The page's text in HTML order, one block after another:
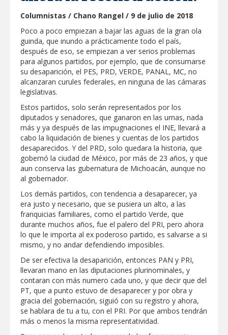
Visitó Alcalde a vecinos de Balcones de
Alcalá con programa Subsidio del Agua
Tamaulipas sigue impulsando una
agenda de infraestructura con sentido
humanista
DIRECCIÓN DE DESARROLLO RURAL
APOYA A GANADEROS DE NUEVO
EXPORTACIÓN DE GANADO
La ONU publica Segundo Informe
Subnacional de Tamaulipas
Participa Gobierno de Carlos Peña Ortiz
en protección a fauna silvestre
PARTICIPARÁ NUEVO LAREDO EN MESA
FORTALECER ESTRATEGIA DE
PROMOCIÓN NACIONAL
Realiza Servicios Públicos jornada de
limpieza en distintos puntos de Reynosa
Apoya Alcalde de Reynosa con
Programa Subsidio del Agua 2026 a
trabajadores petroleros
GOBIERNO DE CARMEN LILIA
CANTUROSAS APRUEBA
CONDONACIÓN DEL 100% EN
RECARGOS DEL IMPUESTO PREDIAL
DURANTE AGOSTO
Estabilidad laboral y mejores salarios
fortalecen el desarrollo económico de
Tamaulipas: STPS
Agilizó Servicios Públicos de Reynosa
Columnistas / Chano Rangel / 9 de julio de 2018
Poco a poco empiezan a bajar las aguas de la gran ola
guinda, que inundo a prácticamente todo el país,
después de eso, se empiezan a ver serios problemas
para algunos partidos, por ejemplo, que de consumarse
su desaparición, el PES, PRD, VERDE, PANAL, MC, no
alcanzaran curules federales, en ninguna de las cámaras
legislativas.
Estos partidos, solo serán representados por los
diputados y senadores, que ganaron en las urnas, nada
más y ya después de las impugnaciones el INE, llevará a
cabo la liquidación de bienes y cuentas de los partidos
desaparecidos. Y del PRD, solo quedara la historia, que
gobernó la ciudad de México, por más de 23 años, y que
aun conserva las gubernatura de Michoacán, aunque no
al gobernador.
Los demás partidos, con tendencia a desaparecer, ya
era justo y necesario, que se pusiera un alto, a las
franquicias familiares, como el partido Verde, que
durante muchos años, fue el palero del PRI, pero ahora
lo que le importa al ex poderoso partido, es salvarse a si
mismo, y no andar defendiendo imposibles.
De ser efectiva la desaparición, entonces PAN y PRI,
llevaran mano en las diputaciones plurinominales, y
contaran con más numero cada uno, y que decir que del
PT, que a punto estuvo de desaparecer y por obra y
gracia del gobernación, siguió con su registro y ahora,
se hablara de tu a tu, con el PRI. Por que ambos tendrán
más o menos la misma representatividad.